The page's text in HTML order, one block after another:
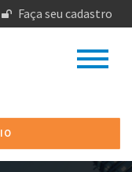
Faça seu cadastro